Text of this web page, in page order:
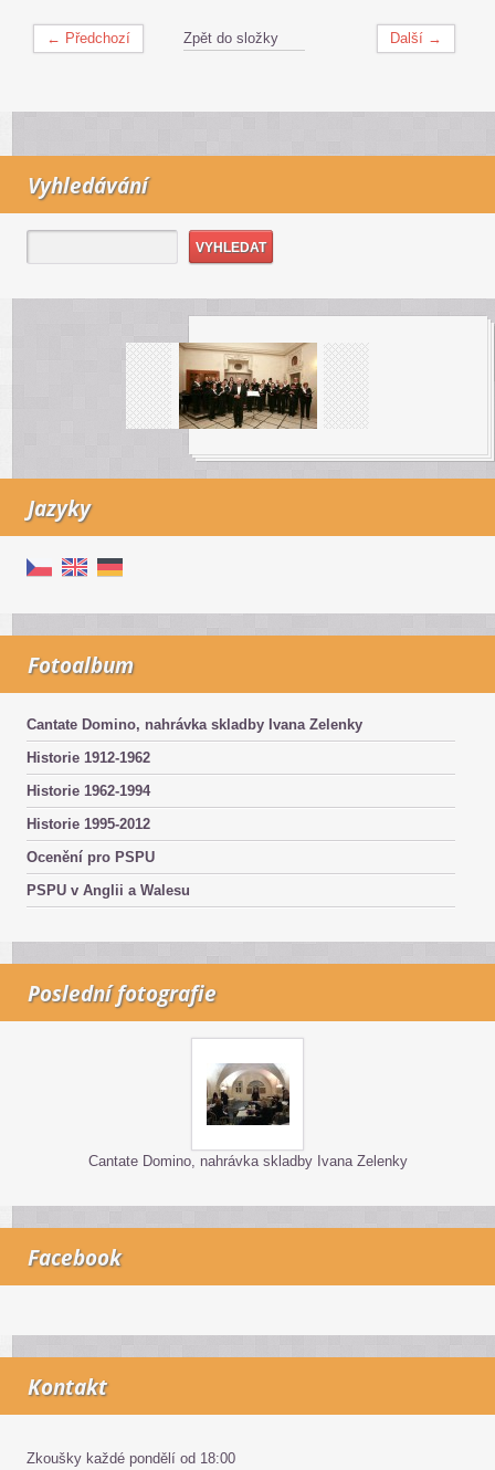
← Předchozí Další →
Zpět do složky
Vyhledávání
Jazyky
Fotoalbum
Cantate Domino, nahrávka skladby Ivana Zelenky
Historie 1912-1962
Historie 1962-1994
Historie 1995-2012
Ocenění pro PSPU
PSPU v Anglii a Walesu
Poslední fotografie
Cantate Domino, nahrávka skladby Ivana Zelenky
Facebook
Kontakt
Zkoušky každé pondělí od 18:00